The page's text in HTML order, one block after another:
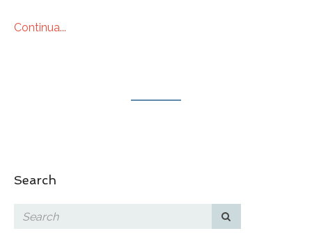
Continua...
Search